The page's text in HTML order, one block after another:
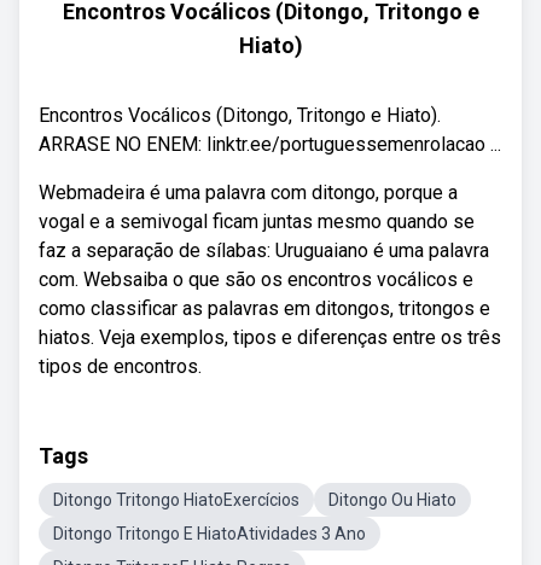
Encontros Vocálicos (Ditongo, Tritongo e
Hiato)
Encontros Vocálicos (Ditongo, Tritongo e Hiato).
ARRASE NO ENEM: linktr.ee/portuguessemenrolacao ...
Webmadeira é uma palavra com ditongo, porque a
vogal e a semivogal ficam juntas mesmo quando se
faz a separação de sílabas: Uruguaiano é uma palavra
com. Websaiba o que são os encontros vocálicos e
como classificar as palavras em ditongos, tritongos e
hiatos. Veja exemplos, tipos e diferenças entre os três
tipos de encontros.
Tags
Ditongo Tritongo HiatoExercícios
Ditongo Ou Hiato
Ditongo Tritongo E HiatoAtividades 3 Ano